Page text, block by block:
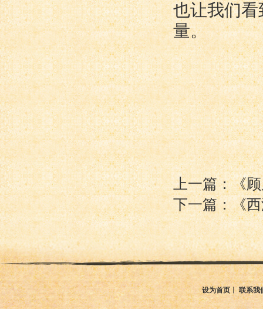
也让我们
量。
上一篇：《
下一篇：《
设为首页丨联系我